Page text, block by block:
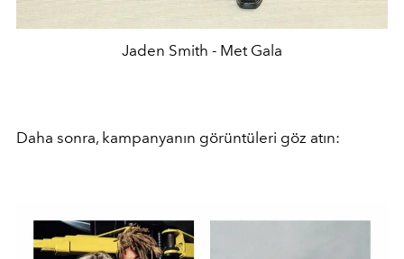
Jaden Smith - Met Gala
Daha sonra, kampanyanın görüntüleri göz atın: